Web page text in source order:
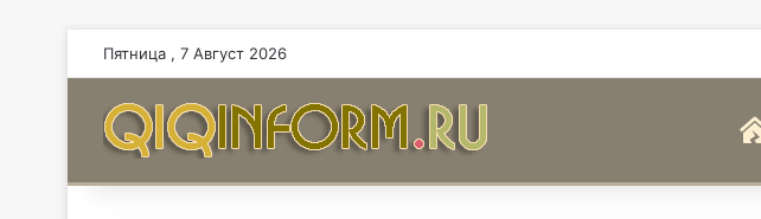
Пятница , 7 Август 2026